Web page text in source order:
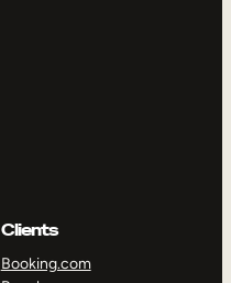
Clients
Booking.com